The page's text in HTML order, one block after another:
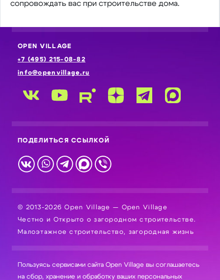
сопровождать вас при строительстве дома.
OPEN VILLAGE
+7 (495) 215-08-82
info@openvillage.ru
ПОДЕЛИТЬСЯ ССЫЛКОЙ
© 2013-2026 Open Village — Open Village
Честно и Открыто о загородном строительстве.
Малоэтажное строительство, загородная жизнь
Пользуясь сервисами сайта Open Village вы соглашаетесь
на сбор, хранение и обработку ваших персональных